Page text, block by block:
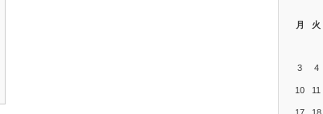
月 火
3 4
10 11